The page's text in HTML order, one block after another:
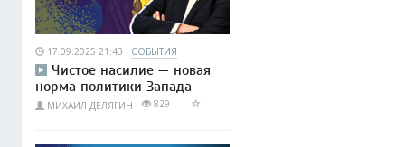
17.09.2025 21:43 СОБЫТИЯ
Чистое насилие — новая
норма политики Запада
МИХАИЛ ДЕЛЯГИН 829